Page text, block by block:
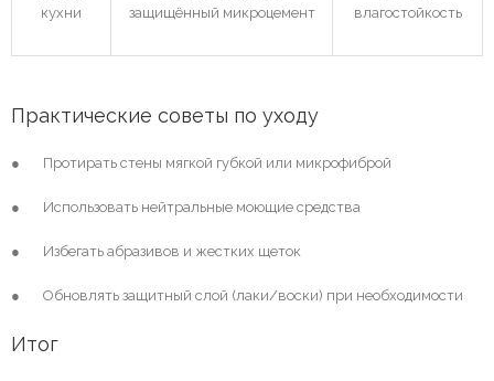
кухни
защищённый микроцемент
влагостойкость
Практические советы по уходу
● Протирать стены мягкой губкой или микрофиброй
● Использовать нейтральные моющие средства
● Избегать абразивов и жестких щеток
● Обновлять защитный слой (лаки/воски) при необходимости
Итог